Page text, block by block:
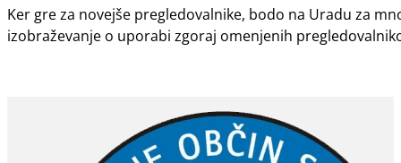
Ker gre za novejše pregledovalnike, bodo na Uradu za
izobraževanje o uporabi zgoraj omenjenih